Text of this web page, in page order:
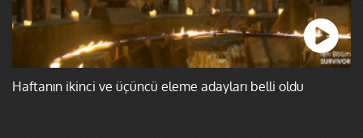
Haftanın ikinci ve üçüncü eleme adayları belli oldu